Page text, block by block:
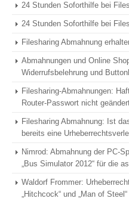
24 Stunden Soforthilfe bei
24 Stunden Soforthilfe bei
Filesharing Abmahnung
Abmahnungen und Online
Widerrufsbelehrung und
Filesharing-Abmahnungen:
Router-Passwort nicht
Filesharing Abmahnung: Ist
bereits eine
Nimrod: Abmahnung der PC-
„Bus Simulator 2012“ für die
Waldorf Frommer:
„Hitchcock“ und „Man of